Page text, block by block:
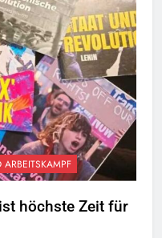
ARBEITSKAMPF
höchste Zeit für